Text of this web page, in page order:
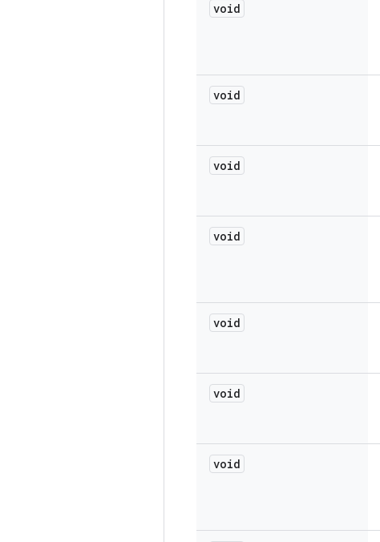
void
void
void
void
void
void
void